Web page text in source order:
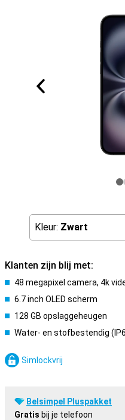
Kleur: Zwart
Klanten zijn blij met:
48 megapixel camera, 4k
6.7 inch OLED scherm
128 GB opslaggeheugen
Water- en stofbestendig
Simlockvrij
Belsimpel Pluspakket
Gratis bij je telefoon